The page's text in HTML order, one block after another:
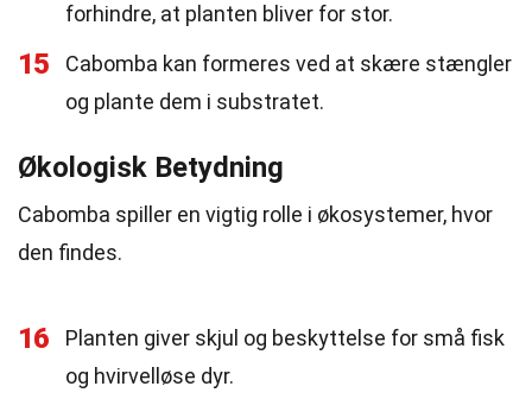
forhindre, at planten bliver for stor.
15
Cabomba kan formeres ved at skære stængler
og plante dem i substratet.
Økologisk Betydning
Cabomba spiller en vigtig rolle i økosystemer, hvor
den findes.
16
Planten giver skjul og beskyttelse for små fisk
og hvirvelløse dyr.